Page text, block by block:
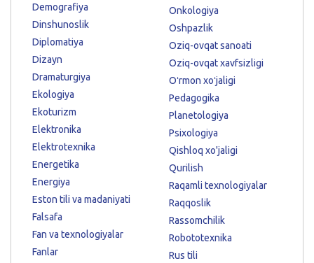
Demografiya
Dinshunoslik
Diplomatiya
Dizayn
Dramaturgiya
Ekologiya
Ekoturizm
Elektronika
Elektrotexnika
Energetika
Energiya
Eston tili va madaniyati
Falsafa
Fan va texnologiyalar
Fanlar
Onkologiya
Oshpazlik
Oziq-ovqat sanoati
Oziq-ovqat xavfsizligi
Oʻrmon xoʻjaligi
Pedagogika
Planetologiya
Psixologiya
Qishloq xo'jaligi
Qurilish
Raqamli texnologiyalar
Raqqoslik
Rassomchilik
Robototexnika
Rus tili